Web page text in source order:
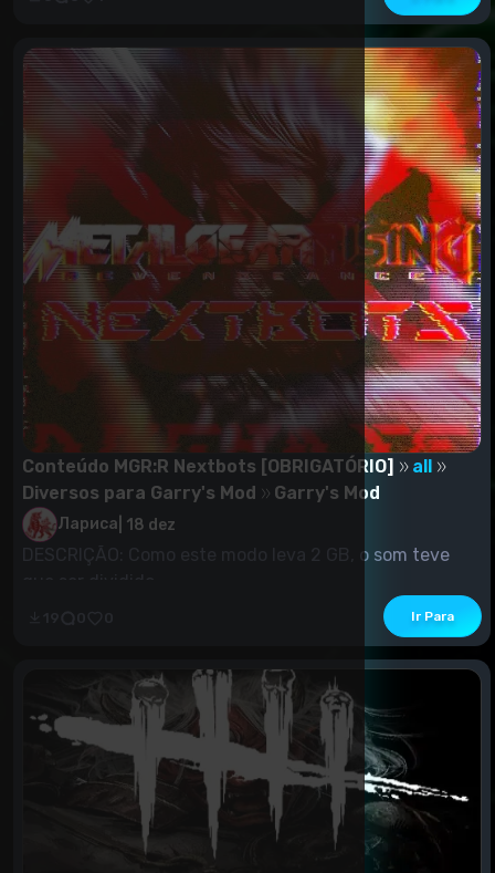
Conteúdo MGR:R Nextbots [OBRIGATÓRIO]
all
Diversos para Garry's Mod
Garry's Mod
Лариса 18 dez
DESCRIÇÃO: Como este modo leva 2 GB, o som teve
Ir Para